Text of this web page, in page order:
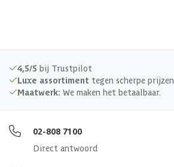
4,5/5 bij Trustpilot
Luxe assortiment tegen scherpe prijzen
Maatwerk: We maken het betaalbaar.
02-808 7100
Direct antwoord